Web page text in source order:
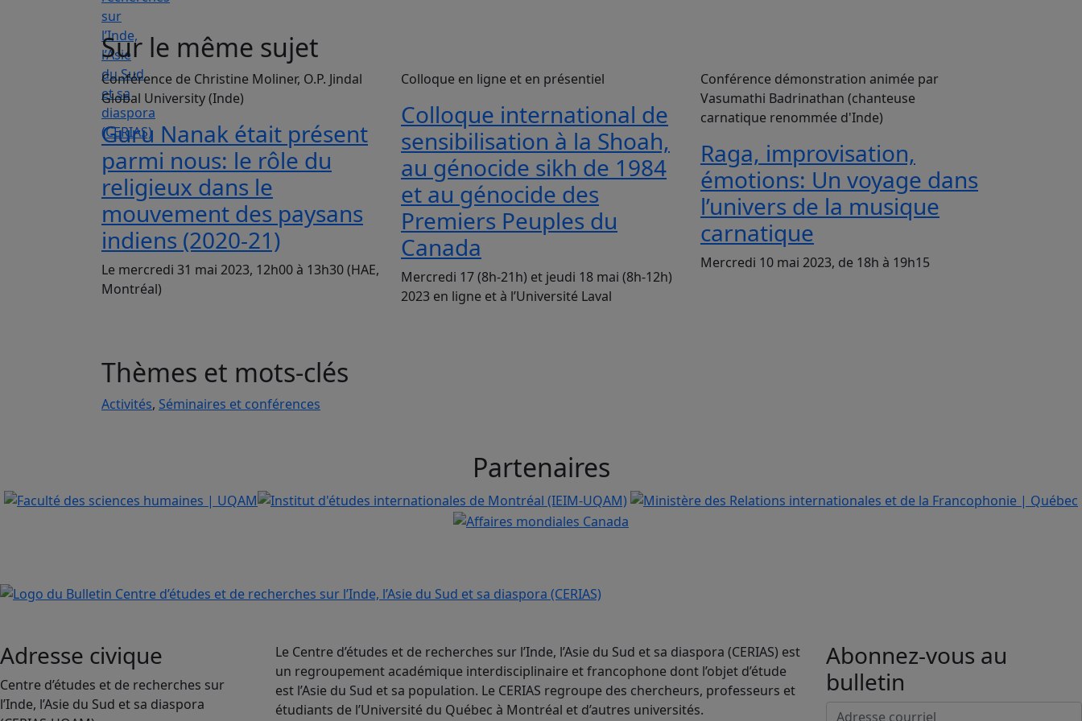
Sur le même sujet
Conférence de Christine Moliner, O.P. Jindal
Global University (Inde)
Guru Nanak était présent
parmi nous: le rôle du
religieux dans le
mouvement des paysans
indiens (2020-21)
Le mercredi 31 mai 2023, 12h00 à 13h30 (HAE,
Montréal)
Colloque en ligne et en présentiel
Colloque international de
sensibilisation à la Shoah,
au génocide sikh de 1984
et au génocide des
Premiers Peuples du
Canada
Mercredi 17 (8h-21h) et jeudi 18 mai (8h-12h)
2023 en ligne et à l’Université Laval
Conférence démonstration animée par
Vasumathi Badrinathan (chanteuse
carnatique renommée d'Inde)
Raga, improvisation,
émotions: Un voyage dans
l’univers de la musique
carnatique
Mercredi 10 mai 2023, de 18h à 19h15
Thèmes et mots-clés
Activités, Séminaires et conférences
Partenaires
Adresse civique
Centre d’études et de recherches sur
l’Inde, l’Asie du Sud et sa diaspora
Le Centre d’études et de recherches sur l’Inde, l’Asie du Sud et sa diaspora (CERIAS) est
un regroupement académique interdisciplinaire et francophone dont l’objet d’étude
est l’Asie du Sud et sa population. Le CERIAS regroupe des chercheurs, professeurs et
étudiants de l’Université du Québec à Montréal et d’autres universités.
Abonnez-vous au
bulletin